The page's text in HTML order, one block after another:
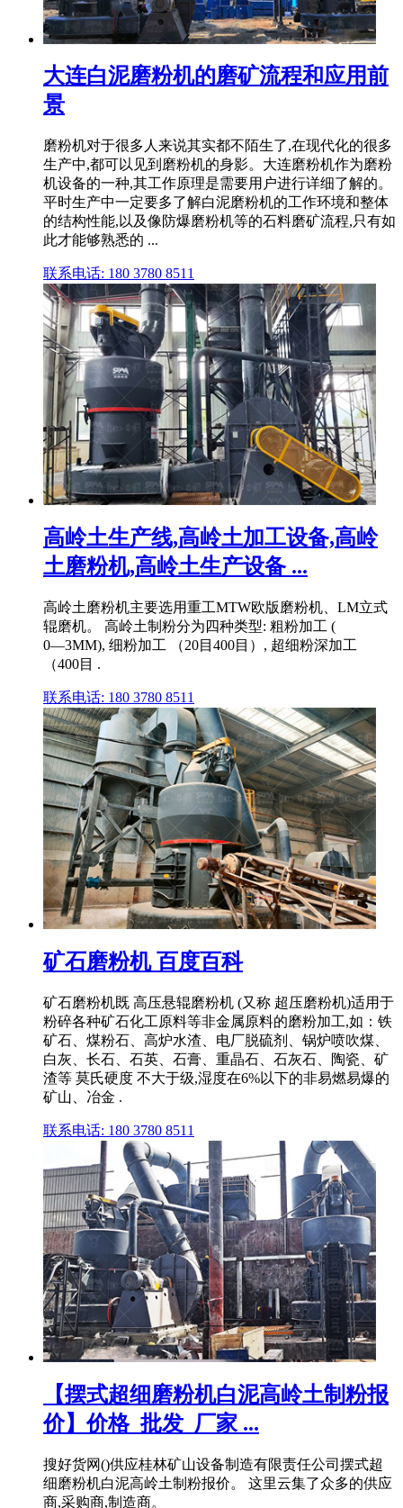
大连白泥磨粉机的磨矿流程和应用前
景
磨粉机对于很多人来说其实都不陌生了,在现代化的很多
生产中,都可以见到磨粉机的身影。大连磨粉机作为磨粉
机设备的一种,其工作原理是需要用户进行详细了解的。
平时生产中一定要多了解白泥磨粉机的工作环境和整体
的结构性能,以及像防爆磨粉机等的石料磨矿流程,只有如
此才能够熟悉的 ...
联系电话: 180 3780 8511
高岭土生产线,高岭土加工设备,高岭
土磨粉机,高岭土生产设备 ...
高岭土磨粉机主要选用重工MTW欧版磨粉机、LM立式
辊磨机。 高岭土制粉分为四种类型: 粗粉加工 (
0―3MM), 细粉加工 （20目400目）, 超细粉深加工
（400目 .
联系电话: 180 3780 8511
矿石磨粉机 百度百科
矿石磨粉机既 高压悬辊磨粉机 (又称 超压磨粉机)适用于
粉碎各种矿石化工原料等非金属原料的磨粉加工,如：铁
矿石、煤粉石、高炉水渣、电厂脱硫剂、锅炉喷吹煤、
白灰、长石、石英、石膏、重晶石、石灰石、陶瓷、矿
渣等 莫氏硬度 不大于级,湿度在6%以下的非易燃易爆的
矿山、冶金 .
联系电话: 180 3780 8511
【摆式超细磨粉机白泥高岭土制粉报
价】价格_批发_厂家 ...
搜好货网()供应桂林矿山设备制造有限责任公司摆式超
细磨粉机白泥高岭土制粉报价。 这里云集了众多的供应
商,采购商,制造商。